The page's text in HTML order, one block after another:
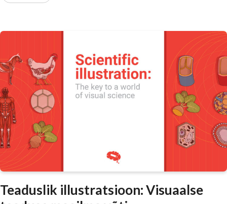
Teaduslik illustratsioon: Visuaalse